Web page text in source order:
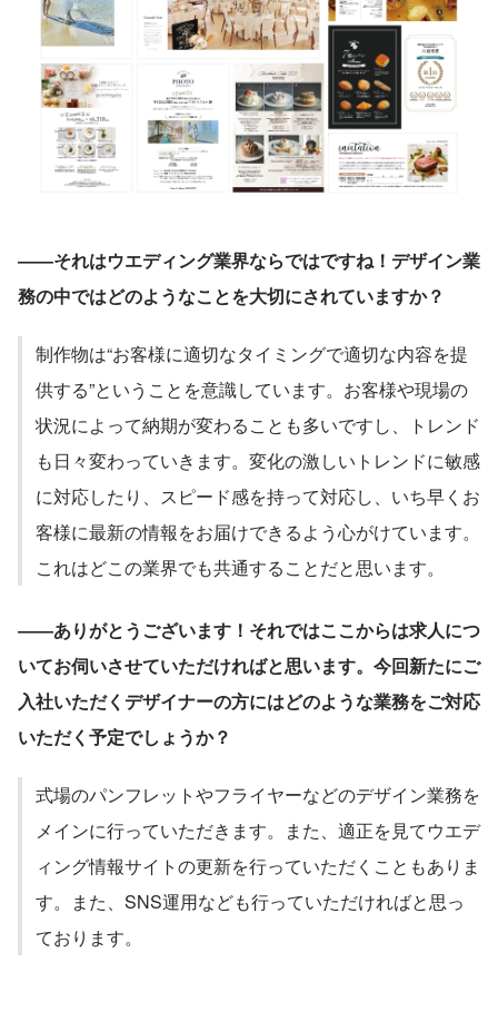
――それはウエディング業界ならではですね！デザイン業
務の中ではどのようなことを大切にされていますか？
制作物は“お客様に適切なタイミングで適切な内容を提
供する”ということを意識しています。お客様や現場の
状況によって納期が変わることも多いですし、トレンド
も日々変わっていきます。変化の激しいトレンドに敏感
に対応したり、スピード感を持って対応し、いち早くお
客様に最新の情報をお届けできるよう心がけています。
これはどこの業界でも共通することだと思います。
――ありがとうございます！それではここからは求人につ
いてお伺いさせていただければと思います。今回新たにご
入社いただくデザイナーの方にはどのような業務をご対応
いただく予定でしょうか？
式場のパンフレットやフライヤーなどのデザイン業務を
メインに行っていただきます。また、適正を見てウエデ
ィング情報サイトの更新を行っていただくこともありま
す。また、SNS運用なども行っていただければと思っ
ております。